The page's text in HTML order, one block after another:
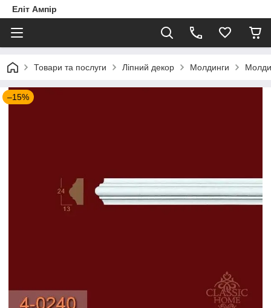
Еліт Ампір
Товари та послуги Ліпний декор Молдинги
–15%